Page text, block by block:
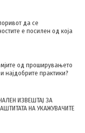
да се
е посилен од која
од проширувањето
најдобрите практики?
ИЗВЕШТАЈ ЗА
НА УКАЖУВАЧИТЕ